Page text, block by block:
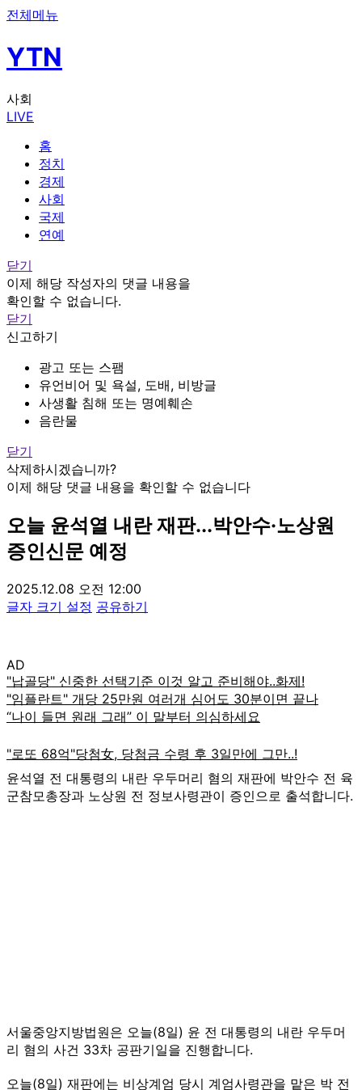
전체메뉴
YTN
사회
LIVE
홈
정치
경제
사회
국제
연예
닫기
이제 해당 작성자의 댓글 내용을
확인할 수 없습니다.
닫기
신고하기
광고 또는 스팸
유언비어 및 욕설, 도배, 비방글
사생활 침해 또는 명예훼손
음란물
닫기
삭제하시겠습니까?
이제 해당 댓글 내용을 확인할 수 없습니다
오늘 윤석열 내란 재판...박안수·노상원
증인신문 예정
2025.12.08 오전 12:00
글자 크기 설정 공유하기
AD
윤석열 전 대통령의 내란 우두머리 혐의 재판에 박안수 전 육
군참모총장과 노상원 전 정보사령관이 증인으로 출석합니다.
서울중앙지방법원은 오늘(8일) 윤 전 대통령의 내란 우두머
리 혐의 사건 33차 공판기일을 진행합니다.
오늘(8일) 재판에는 비상계엄 당시 계엄사령관을 맡은 박 전